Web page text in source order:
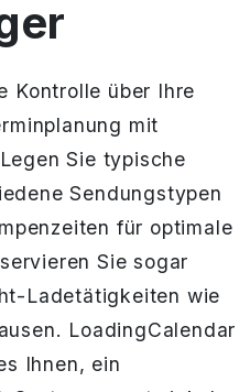
Kontrolle über Ihre
mit
Sie typische
Sendungstypen
für optimale
Sie sogar
Ladetätigkeiten wie
LoadingCalendar
Ihnen, ein